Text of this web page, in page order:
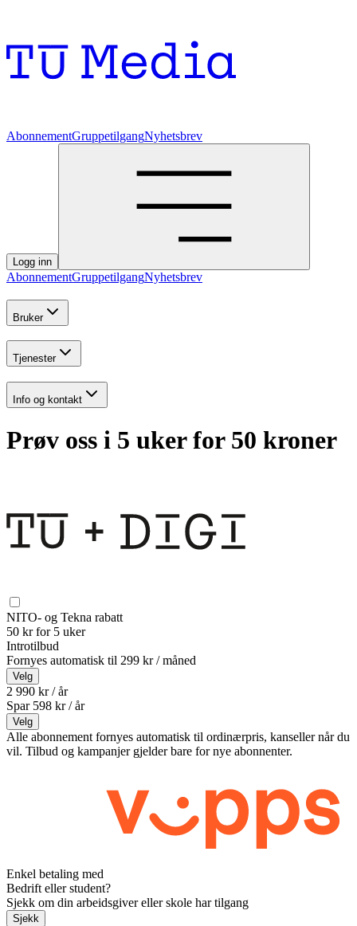
AbonnementGruppetilgangNyhetsbrev
Logg inn
AbonnementGruppetilgangNyhetsbrev
Bruker
Tjenester
Info og kontakt
Prøv oss i 5 uker for 50 kroner
NITO- og Tekna rabatt
50 kr for 5 uker
Introtilbud
Fornyes automatisk til 299 kr / måned
Velg
2 990 kr / år
Spar 598 kr /år
Velg
Alle abonnement fornyes automatisk til ordinærpris, kanseller når du
vil. Tilbud og kampanjer gjelder bare for nye abonnenter.
Enkel betaling med
Bedrift eller student?
Sjekk om din arbeidsgiver eller skole har tilgang
Sjekk